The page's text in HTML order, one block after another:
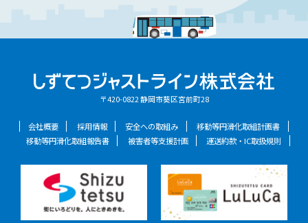
〒420-0822 静岡市葵区宮前町28
会社概要 採用情報 安全への取組み
移動等円滑化取組計画書
移動等円滑化取組報告書
被害者等支援計画 運送約款・IC取扱規則